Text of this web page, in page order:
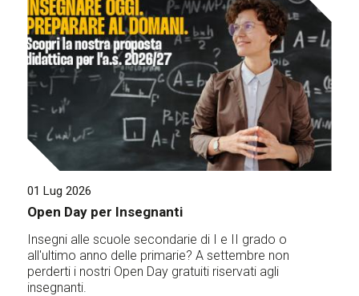
01 Lug 2026
Open Day per Insegnanti
Insegni alle scuole secondarie di I e II grado o
all'ultimo anno delle primarie? A settembre non
perderti i nostri Open Day gratuiti riservati agli
insegnanti.